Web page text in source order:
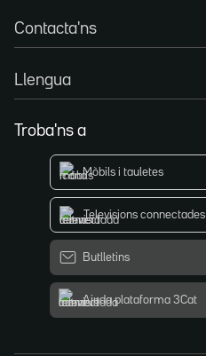
Contacta'ns
Llengua
Troba'ns a
Mòbils i tauletes
Televisions connectades
Butlletins
Ajuda plataforma 3Cat